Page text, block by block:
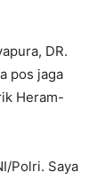
DR.
pos jaga
Heram-
Polri. Saya